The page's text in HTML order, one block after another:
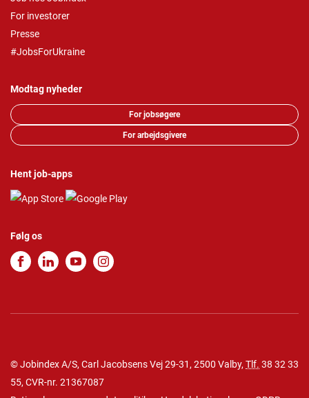
For investorer
Presse
#JobsForUkraine
Modtag nyheder
For jobsøgere
For arbejdsgivere
Hent job-apps
Følg os
© Jobindex A/S, Carl Jacobsens Vej 29-31, 2500 Valby, Tlf. 38 32 33
55, CVR-nr. 21367087